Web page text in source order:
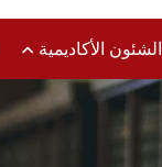
الشئون الأكاديمية